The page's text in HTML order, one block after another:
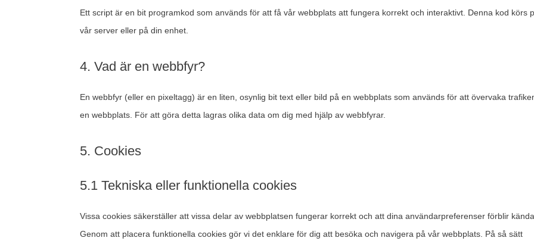
Ett script är en bit programkod som används för att få vår webbplats att fungera korrekt och interaktivt. Denna kod körs
vår server eller på din enhet.
4. Vad är en webbfyr?
En webbfyr (eller en pixeltagg) är en liten, osynlig bit text eller bild på en webbplats som används för att övervaka
en webbplats. För att göra detta lagras olika data om dig med hjälp av webbfyrar.
5. Cookies
5.1 Tekniska eller funktionella cookies
Vissa cookies säkerställer att vissa delar av webbplatsen fungerar korrekt och att dina användarpreferenser förblir kända.
Genom att placera funktionella cookies gör vi det enklare för dig att besöka och navigera på vår webbplats. På så sätt